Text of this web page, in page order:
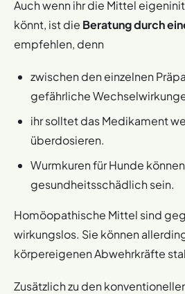
Auch wenn ihr die Mittel
könnt, ist die Beratung durch
empfehlen, denn
zwischen den einzelnen
gefährliche
ihr solltet das Medikament
überdosieren.
Wurmkuren für Hunde
gesundheitsschädlich sein.
Homöopathische Mittel sind
wirkungslos. Sie können
körpereigenen Abwehrkräfte
Zusätzlich zu den